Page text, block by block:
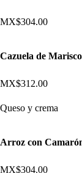
MX$304.00
Cazuela de
MX$312.00
Queso y crema
Arroz con
MX$304.00